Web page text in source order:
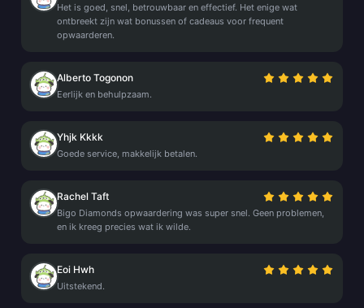
Het is goed, snel, betrouwbaar en effectief. Het enige wat
ontbreekt zijn wat bonussen of cadeaus voor frequent
opwaarderen.
Alberto Togonon
Eerlijk en behulpzaam.
Yhjk Kkkk
Goede service, makkelijk betalen.
Rachel Taft
Bigo Diamonds opwaardering was super snel. Geen problemen,
en ik kreeg precies wat ik wilde.
Eoi Hwh
Uitstekend.